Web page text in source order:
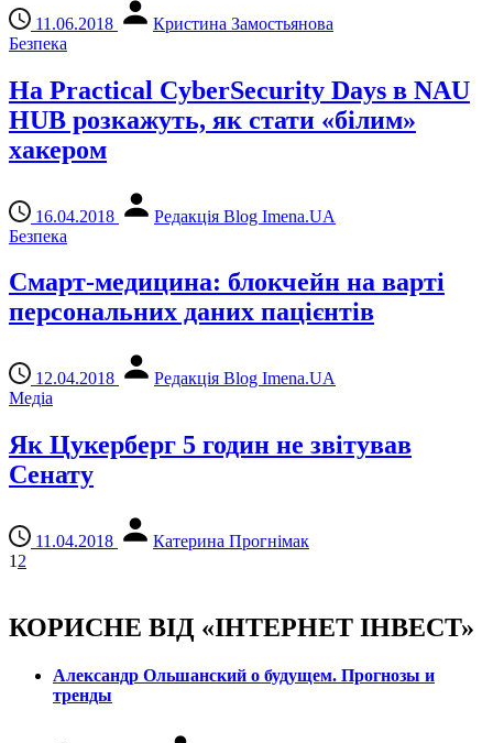
11.06.2018
Кристина Замостьянова
Безпека
На Practical CyberSecurity Days в NAU
HUB розкажуть, як стати «білим»
хакером
16.04.2018
Редакція Blog Imena.UA
Безпека
Смарт-медицина: блокчейн на варті
персональних даних пацієнтів
12.04.2018
Редакція Blog Imena.UA
Медіа
Як Цукерберг 5 годин не звітував
Сенату
11.04.2018
Катерина Прогнімак
1 2
КОРИСНЕ ВІД «ІНТЕРНЕТ ІНВЕСТ»
Александр Ольшанский о будущем. Прогнозы и
тренды